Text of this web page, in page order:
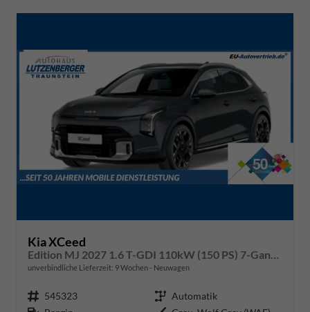
Kia XCeed
Edition MJ 2027 1.6 T-GDI 110kW (150 PS) 7-Gang DCT Automatikgetriebe
unverbindliche Lieferzeit: 9 Wochen Neuwagen
Fahrzeugnr. 545323 Getriebe Automatik